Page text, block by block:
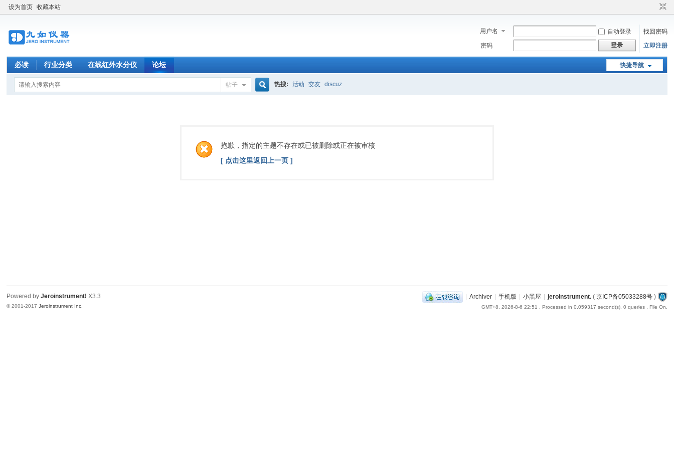
设为首页 收藏本站
用户名 自动登录
找回密码
密码
登录 立即注册
快捷导航
必读 行业分类 在线红外水分仪 论坛
帖子
索
热搜: 活动 交友 discuz
抱歉，指定的主题不存在或已被删除或正在被审核
[ 点击这里返回上一页 ]
| Archiver | 手机版 | 小黑屋 | jeroinstrument.( 京ICP备05033288号)
GMT+8, 2026-8-6 22:51 , Processed in 0.059317 second(s), 0 queries , File On.
Powered byJeroinstrument! X3.3
© 2001-2017Jeroinstrument Inc.